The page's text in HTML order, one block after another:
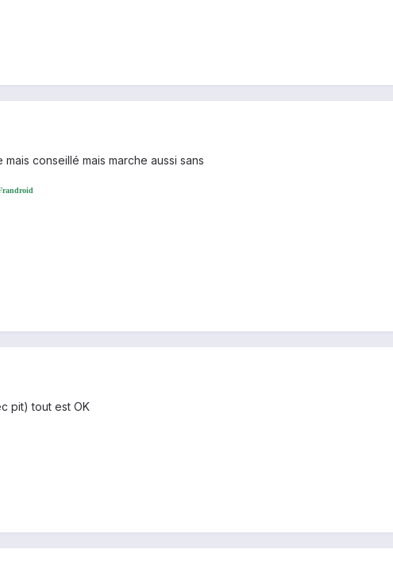
conseillé mais marche aussi sans
pit) tout est OK